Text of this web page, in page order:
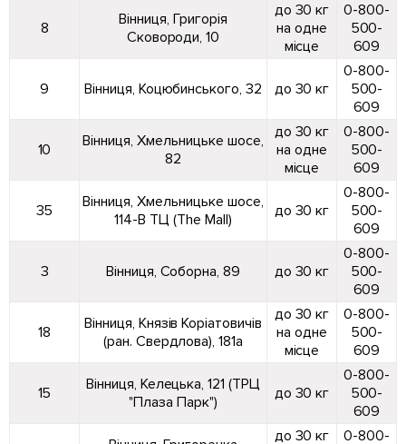
8
Вінниця, Григорія
Сковороди, 10
до 30 кг
на одне
місце
0-800-
500-
609
9 Вінниця, Коцюбинського, 32 до 30 кг
0-800-
500-
609
10
Вінниця, Хмельницьке шосе,
82
до 30 кг
на одне
місце
0-800-
500-
609
35
Вінниця, Хмельницьке шосе,
114-В ТЦ (The Mall)
до 30 кг
0-800-
500-
609
3 Вінниця, Соборна, 89 до 30 кг
0-800-
500-
609
18
Вінниця, Князів Коріатовичів
(ран. Свердлова), 181а
до 30 кг
на одне
місце
0-800-
500-
609
15
Вінниця, Келецька, 121 (ТРЦ
"Плаза Парк")
до 30 кг
0-800-
500-
609
до 30 кг 0-800-